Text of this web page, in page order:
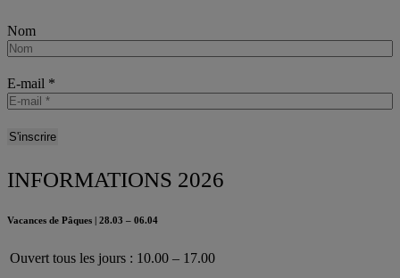
Nom
E-mail *
INFORMATIONS 2026
Vacances de Pâques | 28.03 – 06.04
Ouvert tous les jours : 10.00 – 17.00